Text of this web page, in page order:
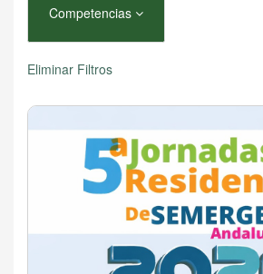
Competencias
Eliminar Filtros